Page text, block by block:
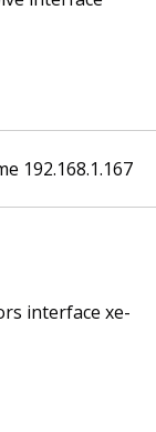
192.168.1.167
interface xe-